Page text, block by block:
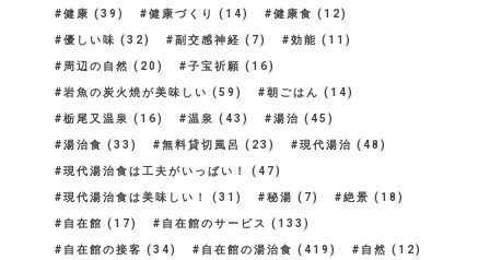
健康 (39) 健康づくり (14) 健康食 (12)
優しい味 (32) 副交感神経 (7) 効能 (11)
周辺の自然 (20) 子宝祈願 (16)
岩魚の炭火焼が美味しい (59) 朝ごはん (14)
栃尾又温泉 (16) 温泉 (43) 湯治 (45)
湯治食 (33) 無料貸切風呂 (23) 現代湯治 (48)
現代湯治食は工夫がいっぱい！ (47)
現代湯治食は美味しい！ (31) 秘湯 (7) 絶景 (18)
自在館 (17) 自在館のサービス (133)
自在館の接客 (34) 自在館の湯治食 (419) 自然 (12)